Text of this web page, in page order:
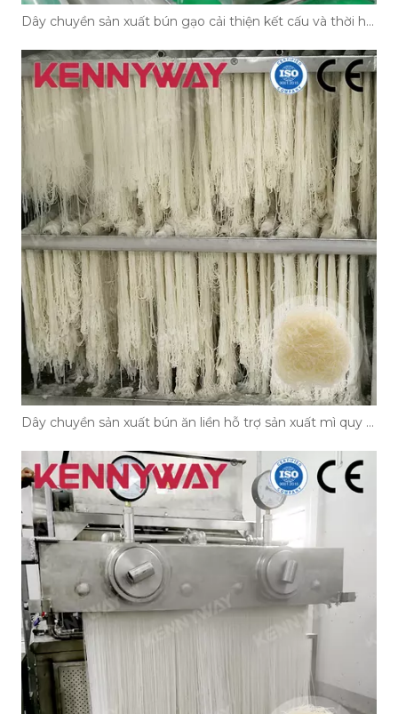
Dây chuyền sản xuất bún gạo cải thiện kết cấu và thời hạn sử dụng của mì như thế nào
Dây chuyền sản xuất bún ăn liền hỗ trợ sản xuất mì quy mô lớn như thế nào